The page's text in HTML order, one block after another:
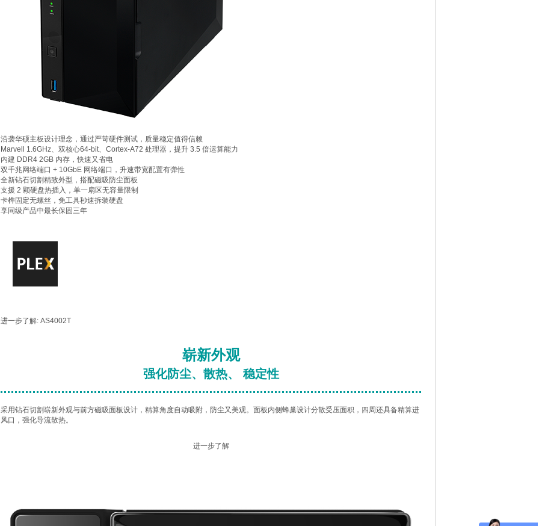
沿袭华硕主板设计理念，通过严苛硬件测试，质量稳定值得信赖
Marvell 1.6GHz、双核心64-bit、Cortex-A72 处理器，提升 3.5 倍运算能力
内建 DDR4 2GB 内存，快速又省电
双千兆网络端口 + 10GbE 网络端口，升速带宽配置有弹性
全新钻石切割精致外型，搭配磁吸防尘面板
支援 2 颗硬盘热插入，单一扇区无容量限制
卡榫固定无螺丝，免工具秒速拆装硬盘
享同级产品中最长保固三年
进一步了解: AS4002T
崭新外观
强化防尘、散热、 稳定性
采用钻石切割崭新外观与前方磁吸面板设计，精算角度自动吸附，防尘又美观。面板内侧蜂巢设计分散受压面积，四周还具备精算进
风口，强化导流散热。
进一步了解